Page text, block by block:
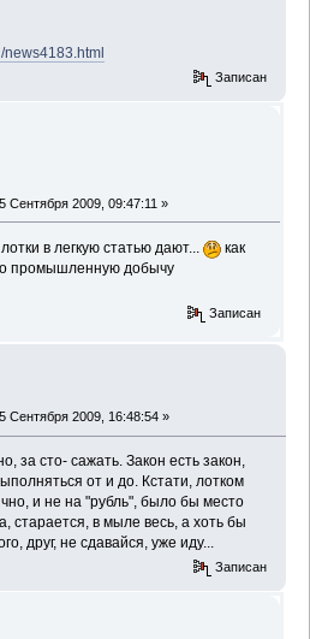
news4183.html
Записан
Сентября 2009, 09:47:11 »
в легкую статью дают...
как
промышленную добычу
Записан
Сентября 2009, 16:48:54 »
за сто- сажать. Закон есть закон,
от и до. Кстати, лотком
и не на "рубль", было бы место
старается, в мыле весь, а хоть бы
друг, не сдавайся, уже иду...
Записан